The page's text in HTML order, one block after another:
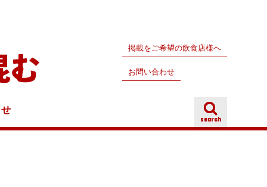
掲載をご希望の飲食店様へ
お問い合わせ
search
search